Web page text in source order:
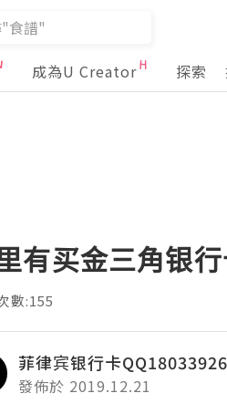
成為U Creator 探索
有买金三角银
數:155
菲律宾银行卡
發佈於 2019.12.21